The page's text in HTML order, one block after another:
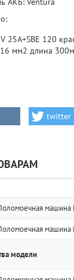
25A+SBE 120
мм2 длина
twitter
машина
машина
модели